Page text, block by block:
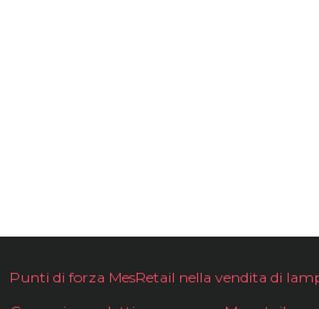
Punti di forza MesRetail nella vendita di